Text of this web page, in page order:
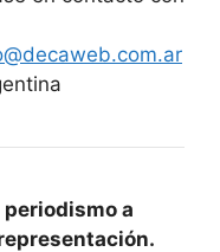
periodismo a